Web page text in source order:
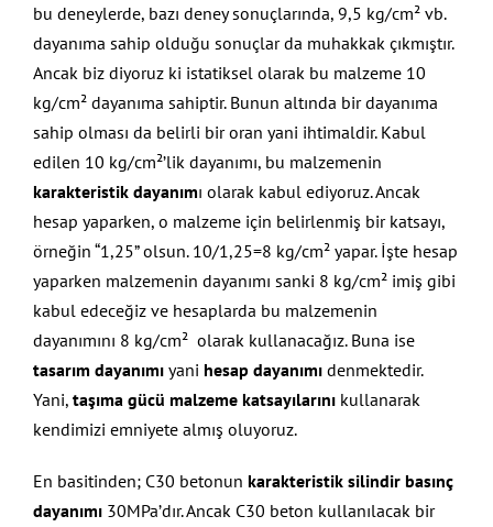
bu deneylerde, bazı deney sonuçlarında, 9,5 kg/cm² vb.
dayanıma sahip olduğu sonuçlar da muhakkak çıkmıştır.
Ancak biz diyoruz ki istatiksel olarak bu malzeme 10
kg/cm² dayanıma sahiptir. Bunun altında bir dayanıma
sahip olması da belirli bir oran yani ihtimaldir. Kabul
edilen 10 kg/cm²’lik dayanımı, bu malzemenin
karakteristik dayanımı olarak kabul ediyoruz. Ancak
hesap yaparken, o malzeme için belirlenmiş bir katsayı,
örneğin “1,25” olsun. 10/1,25=8 kg/cm² yapar. İşte hesap
yaparken malzemenin dayanımı sanki 8 kg/cm² imiş gibi
kabul edeceğiz ve hesaplarda bu malzemenin
dayanımını 8 kg/cm² olarak kullanacağız. Buna ise
tasarım dayanımı yani hesap dayanımı denmektedir.
Yani, taşıma gücü malzeme katsayılarını kullanarak
kendimizi emniyete almış oluyoruz.
En basitinden; C30 betonun karakteristik silindir basınç
dayanımı 30MPa’dır. Ancak C30 beton kullanılacak bir